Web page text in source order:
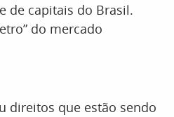
de capitais do Brasil.
do mercado
direitos que estão sendo